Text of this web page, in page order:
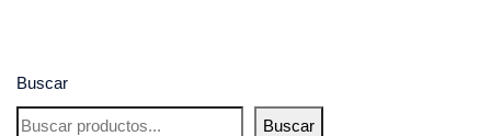
Buscar
Buscar